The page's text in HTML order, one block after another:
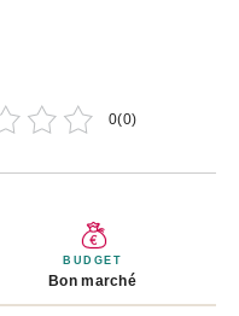
0(0)
BUDGET
Bon marché